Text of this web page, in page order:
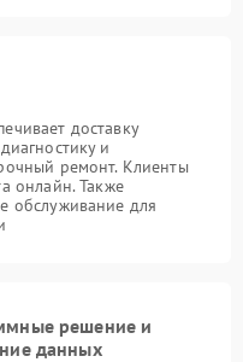
доставку
и
ремонт. Клиенты
онлайн. Также
обслуживание для
решение и
данных